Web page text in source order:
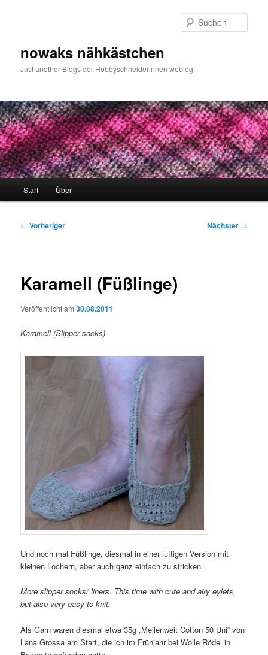
nowaks nähkästchen
Just another Blogs der Hobbyschneiderinnen weblog
Start Über
Beitragsnavigation
← Vorheriger Nächster →
Karamell (Füßlinge)
Veröffentlicht am30.08.2011
Karamell (Slipper socks)
Und noch mal Füßlinge, diesmal in einer luftigen Version mit
kleinen Löchern, aber auch ganz einfach zu stricken.
More slipper socks/ liners. This time with cute and airy eylets,
but also very easy to knit.
Als Garn waren diesmal etwa 35g „Meilenweit Cotton 50 Uni“ von
Lana Grossa am Start, die ich im Frühjahr bei Wolle Rödel in